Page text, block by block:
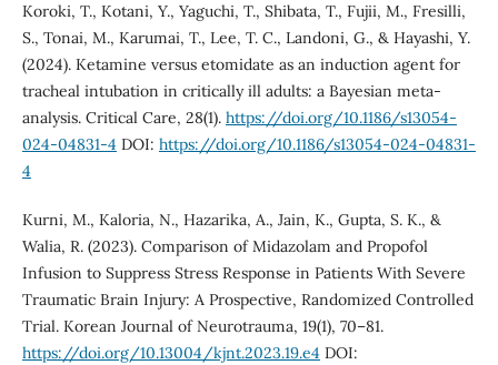
Koroki, T., Kotani, Y., Yaguchi, T., Shibata, T., Fujii, M., Fresilli,
S., Tonai, M., Karumai, T., Lee, T. C., Landoni, G., & Hayashi, Y.
(2024). Ketamine versus etomidate as an induction agent for
tracheal intubation in critically ill adults: a Bayesian meta-
analysis. Critical Care, 28(1). https://doi.org/10.1186/s13054-
024-04831-4 DOI: https://doi.org/10.1186/s13054-024-04831-
4
Kurni, M., Kaloria, N., Hazarika, A., Jain, K., Gupta, S. K., &
Walia, R. (2023). Comparison of Midazolam and Propofol
Infusion to Suppress Stress Response in Patients With Severe
Traumatic Brain Injury: A Prospective, Randomized Controlled
Trial. Korean Journal of Neurotrauma, 19(1), 70–81.
https://doi.org/10.13004/kjnt.2023.19.e4 DOI: